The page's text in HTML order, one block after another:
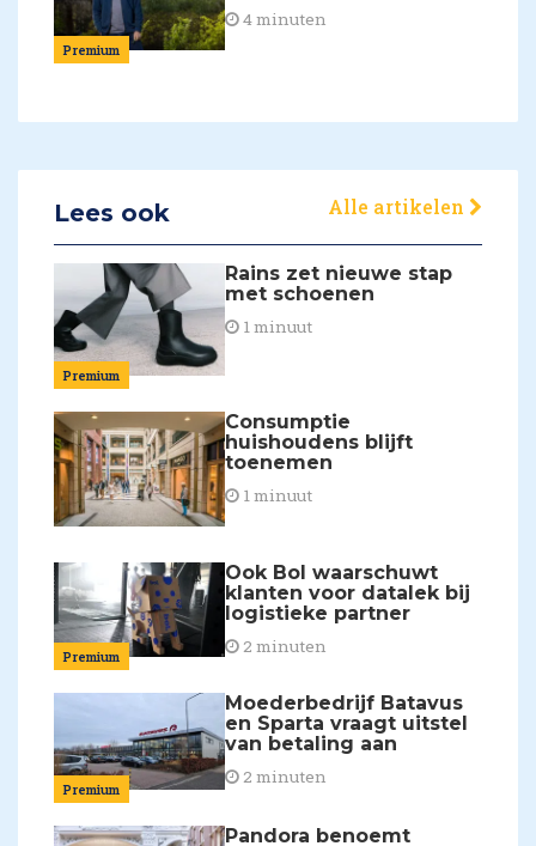
Premium
4 minuten
Lees ook Alle artikelen
Premium
Rains zet nieuwe stap
met schoenen
1 minuut
Consumptie
huishoudens blijft
toenemen
1 minuut
Premium
Ook Bol waarschuwt
klanten voor datalek bij
logistieke partner
2 minuten
Premium
Moederbedrijf Batavus
en Sparta vraagt uitstel
van betaling aan
2 minuten
Pandora benoemt